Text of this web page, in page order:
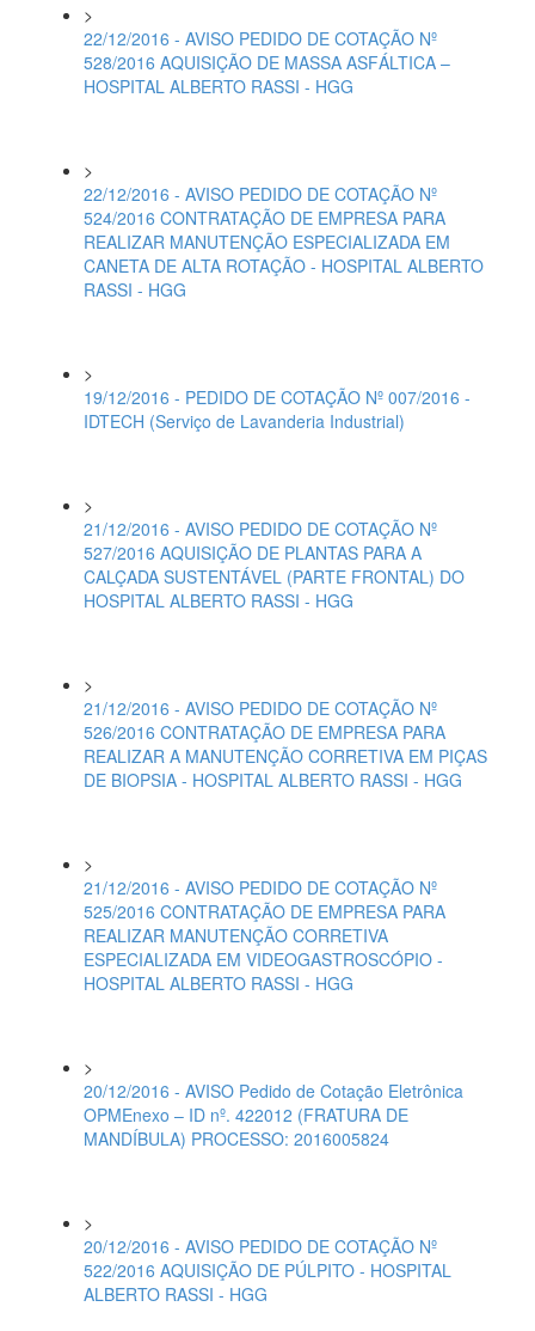
>
22/12/2016 - AVISO PEDIDO DE COTAÇÃO Nº
528/2016 AQUISIÇÃO DE MASSA ASFÁLTICA –
HOSPITAL ALBERTO RASSI - HGG
>
22/12/2016 - AVISO PEDIDO DE COTAÇÃO Nº
524/2016 CONTRATAÇÃO DE EMPRESA PARA
REALIZAR MANUTENÇÃO ESPECIALIZADA EM
CANETA DE ALTA ROTAÇÃO - HOSPITAL ALBERTO
RASSI - HGG
>
19/12/2016 - PEDIDO DE COTAÇÃO Nº 007/2016 -
IDTECH (Serviço de Lavanderia Industrial)
>
21/12/2016 - AVISO PEDIDO DE COTAÇÃO Nº
527/2016 AQUISIÇÃO DE PLANTAS PARA A
CALÇADA SUSTENTÁVEL (PARTE FRONTAL) DO
HOSPITAL ALBERTO RASSI - HGG
>
21/12/2016 - AVISO PEDIDO DE COTAÇÃO Nº
526/2016 CONTRATAÇÃO DE EMPRESA PARA
REALIZAR A MANUTENÇÃO CORRETIVA EM PIÇAS
DE BIOPSIA - HOSPITAL ALBERTO RASSI - HGG
>
21/12/2016 - AVISO PEDIDO DE COTAÇÃO Nº
525/2016 CONTRATAÇÃO DE EMPRESA PARA
REALIZAR MANUTENÇÃO CORRETIVA
ESPECIALIZADA EM VIDEOGASTROSCÓPIO -
HOSPITAL ALBERTO RASSI - HGG
>
20/12/2016 - AVISO Pedido de Cotação Eletrônica
OPMEnexo – ID nº. 422012 (FRATURA DE
MANDÍBULA) PROCESSO: 2016005824
>
20/12/2016 - AVISO PEDIDO DE COTAÇÃO Nº
522/2016 AQUISIÇÃO DE PÚLPITO - HOSPITAL
ALBERTO RASSI - HGG